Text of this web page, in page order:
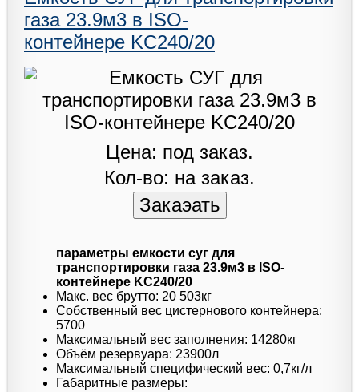
газа 23.9м3 в ISO-
контейнере KC240/20
Цена: под заказ.
Кол-во: на заказ.
параметры емкости суг для
транспортировки газа 23.9м3 в ISO-
контейнере KC240/20
Макс. вес брутто: 20 503кг
Собственный вес цистернового контейнера:
5700
Максимальный вес заполнения: 14280кг
Объём резервуара: 23900л
Максимальный специфический вес: 0,7кг/л
Габаритные размеры: